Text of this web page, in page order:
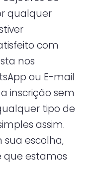
qualquer
com
nos
ou E-mail
inscrição sem
tipo de
assim.
sua escolha,
que estamos